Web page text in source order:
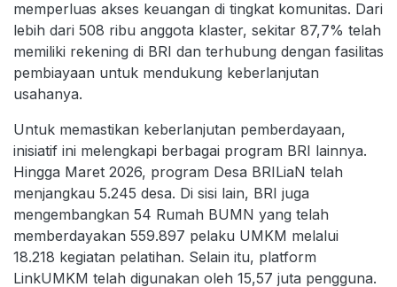
memperluas akses keuangan di tingkat komunitas. Dari
lebih dari 508 ribu anggota klaster, sekitar 87,7% telah
memiliki rekening di BRI dan terhubung dengan fasilitas
pembiayaan untuk mendukung keberlanjutan
usahanya.
Untuk memastikan keberlanjutan pemberdayaan,
inisiatif ini melengkapi berbagai program BRI lainnya.
Hingga Maret 2026, program Desa BRILiaN telah
menjangkau 5.245 desa. Di sisi lain, BRI juga
mengembangkan 54 Rumah BUMN yang telah
memberdayakan 559.897 pelaku UMKM melalui
18.218 kegiatan pelatihan. Selain itu, platform
LinkUMKM telah digunakan oleh 15,57 juta pengguna.